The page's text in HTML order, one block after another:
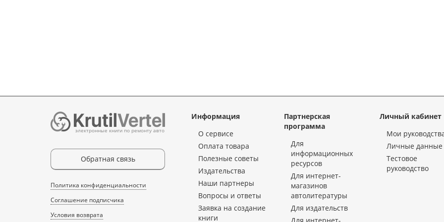
электронные книги по ремонту авто
Обратная связь
Политика конфиденциальности
Соглашение подписчика
Условия возврата
Информация
О сервисе
Оплата товара
Полезные советы
Издательства
Наши партнеры
Вопросы и ответы
Заявка на создание
книги
Партнерская
программа
Для
информационных
ресурсов
Для интернет-
магазинов
автолитературы
Для издательств
Личный кабинет
Мои
Личные данные
Тестовое
руководство